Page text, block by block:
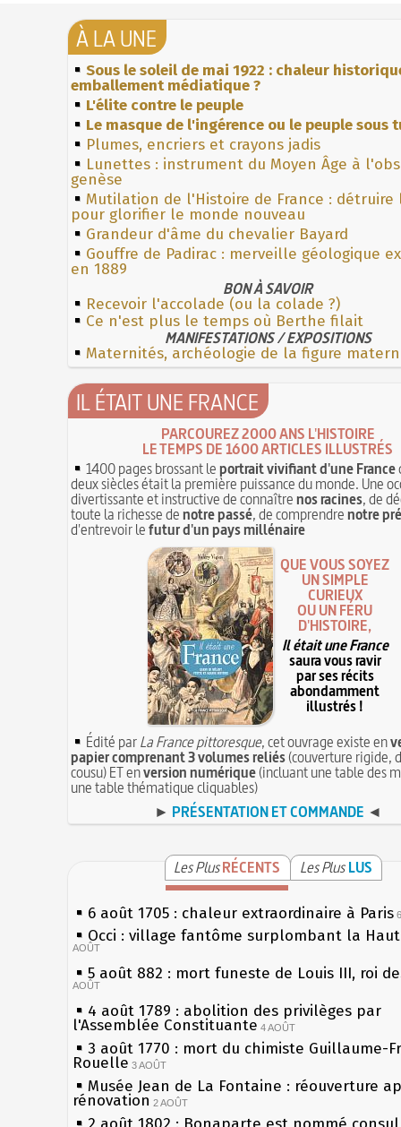
À LA UNE
Sous le soleil de mai 1922 : chaleur
emballement médiatique ?
L'élite contre le peuple
Le masque de l'ingérence ou le peuple sous
Plumes, encriers et crayons jadis
Lunettes : instrument du Moyen Âge à
genèse
Mutilation de l'Histoire de France : détruire
pour glorifier le monde nouveau
Grandeur d'âme du chevalier Bayard
Gouffre de Padirac : merveille géologique
en 1889
BON À SAVOIR
Recevoir l'accolade (ou la colade ?)
Ce n'est plus le temps où Berthe filait
MANIFESTATIONS / EXPOSITIONS
Maternités, archéologie de la figure
IL ÉTAIT UNE FRANCE
PARCOUREZ 2000 ANS L'HISTOIRE
LE TEMPS DE 1600 ARTICLES ILLUSTRÉS
1400 pages brossant leportrait vivifiant d'une France
deux siècles était la première puissance du monde. Une
divertissante et instructive de connaîtrenos racines, de
toute la richesse denotre passé, de comprendrenotre
d'entrevoir lefutur d'un pays millénaire
QUE VOUS SOYEZ
UN SIMPLE
CURIEUX
OU UN FÉRU
D'HISTOIRE,
Il était une France
saura vous ravir
par ses récits
abondamment
illustrés !
Édité parLa France pittoresque, cet ouvrage existe en
papier comprenant 3 volumes reliés(couverture rigide,
cousu) ET enversion numérique(incluant une table des
une table thématique cliquables)
► PRÉSENTATION ET COMMANDE ◄
Les PlusRÉCENTS Les Plus LUS
6 août 1705 : chaleur extraordinaire à Paris
Occi : village fantôme surplombant la
AOÛT
5 août 882 : mort funeste de Louis III, roi
AOÛT
4 août 1789 : abolition des privilèges par
l'Assemblée Constituante 4 AOÛT
3 août 1770 : mort du chimiste Guillaume-
Rouelle 3 AOÛT
Musée Jean de La Fontaine : réouverture
rénovation 2 AOÛT